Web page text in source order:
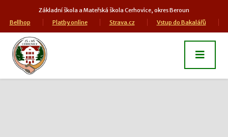
Základní škola a Mateřská škola Cerhovice, okres Beroun
Bellhop
Platby online Strava.cz Vstup do Bakalářů